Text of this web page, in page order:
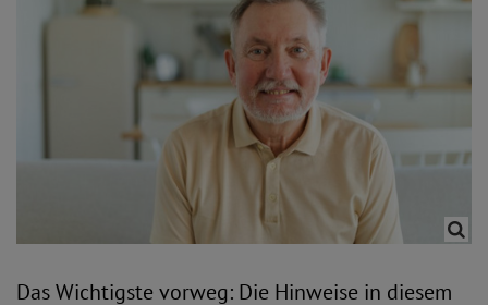
Das Wichtigste vorweg: Die Hinweise in diesem